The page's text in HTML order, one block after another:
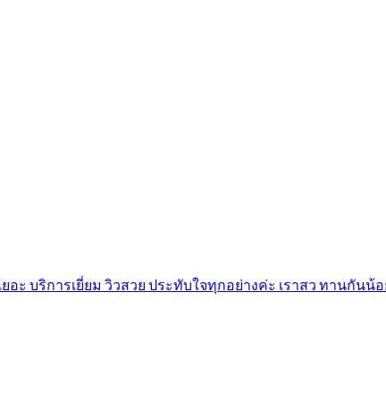
บริการเยี่ยม วิวสวย ประทับใจทุกอย่างค่ะ เราสว ทานกันน้